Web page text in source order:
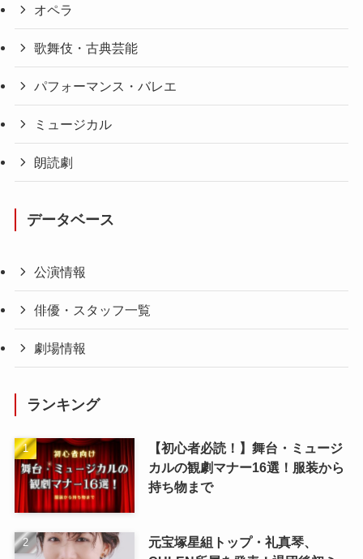
オペラ
歌舞伎・古典芸能
パフォーマンス・バレエ
ミュージカル
朗読劇
データベース
公演情報
俳優・スタッフ一覧
劇場情報
ランキング
【初心者必読！】舞台・ミュージ
カルの観劇マナー16選！服装から
持ち物まで
元宝塚星組トップ・礼真琴、